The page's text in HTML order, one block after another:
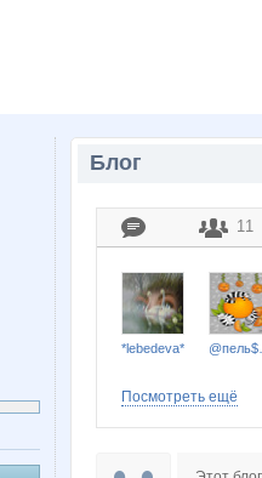
Блог
11
*lebedeva*
Посмотреть ещё